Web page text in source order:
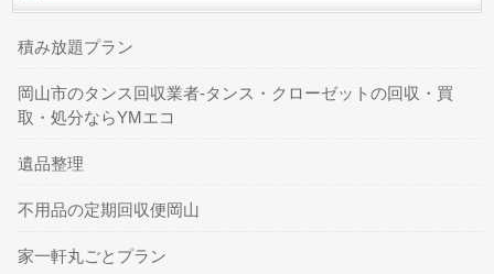
積み放題プラン
岡山市のタンス回収業者-タンス・クローゼットの回収・買
取・処分ならYMエコ
遺品整理
不用品の定期回収便岡山
家一軒丸ごとプラン